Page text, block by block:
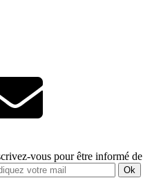
vous pour être informé
Ok